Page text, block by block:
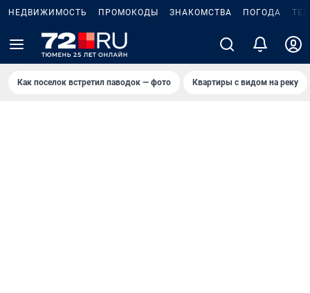
НЕДВИЖИМОСТЬ ПРОМОКОДЫ ЗНАКОМСТВА ПОГОДА
Как поселок встретил паводок — фото Квартиры с видом на реку